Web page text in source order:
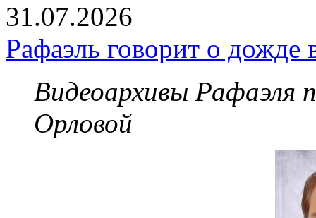
31.07.2026
Рафаэль говорит о дожде
Видеоархивы Рафаэля
Орловой